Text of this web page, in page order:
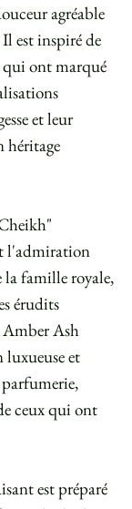
agréable
est inspiré de
qui ont marqué
et leur
héritage
l'admiration
la famille royale,
érudits
Ash
luxueuse et
ceux qui ont
est préparé